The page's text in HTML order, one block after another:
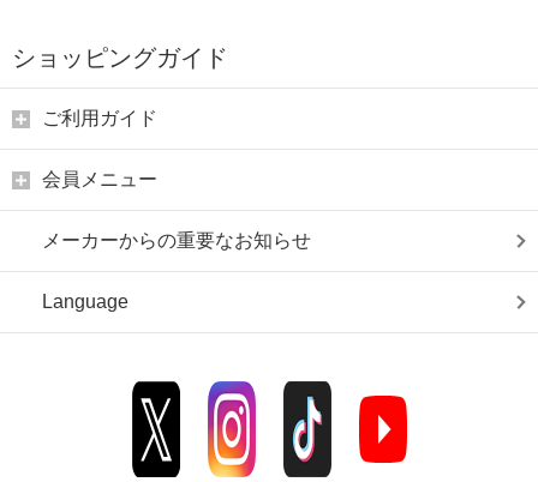
ショッピングガイド
ご利用ガイド
会員メニュー
メーカーからの重要なお知らせ
Language